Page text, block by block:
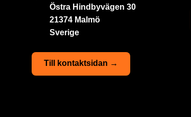
Östra Hindbyvägen 30
21374 Malmö
Sverige
Till kontaktsidan →